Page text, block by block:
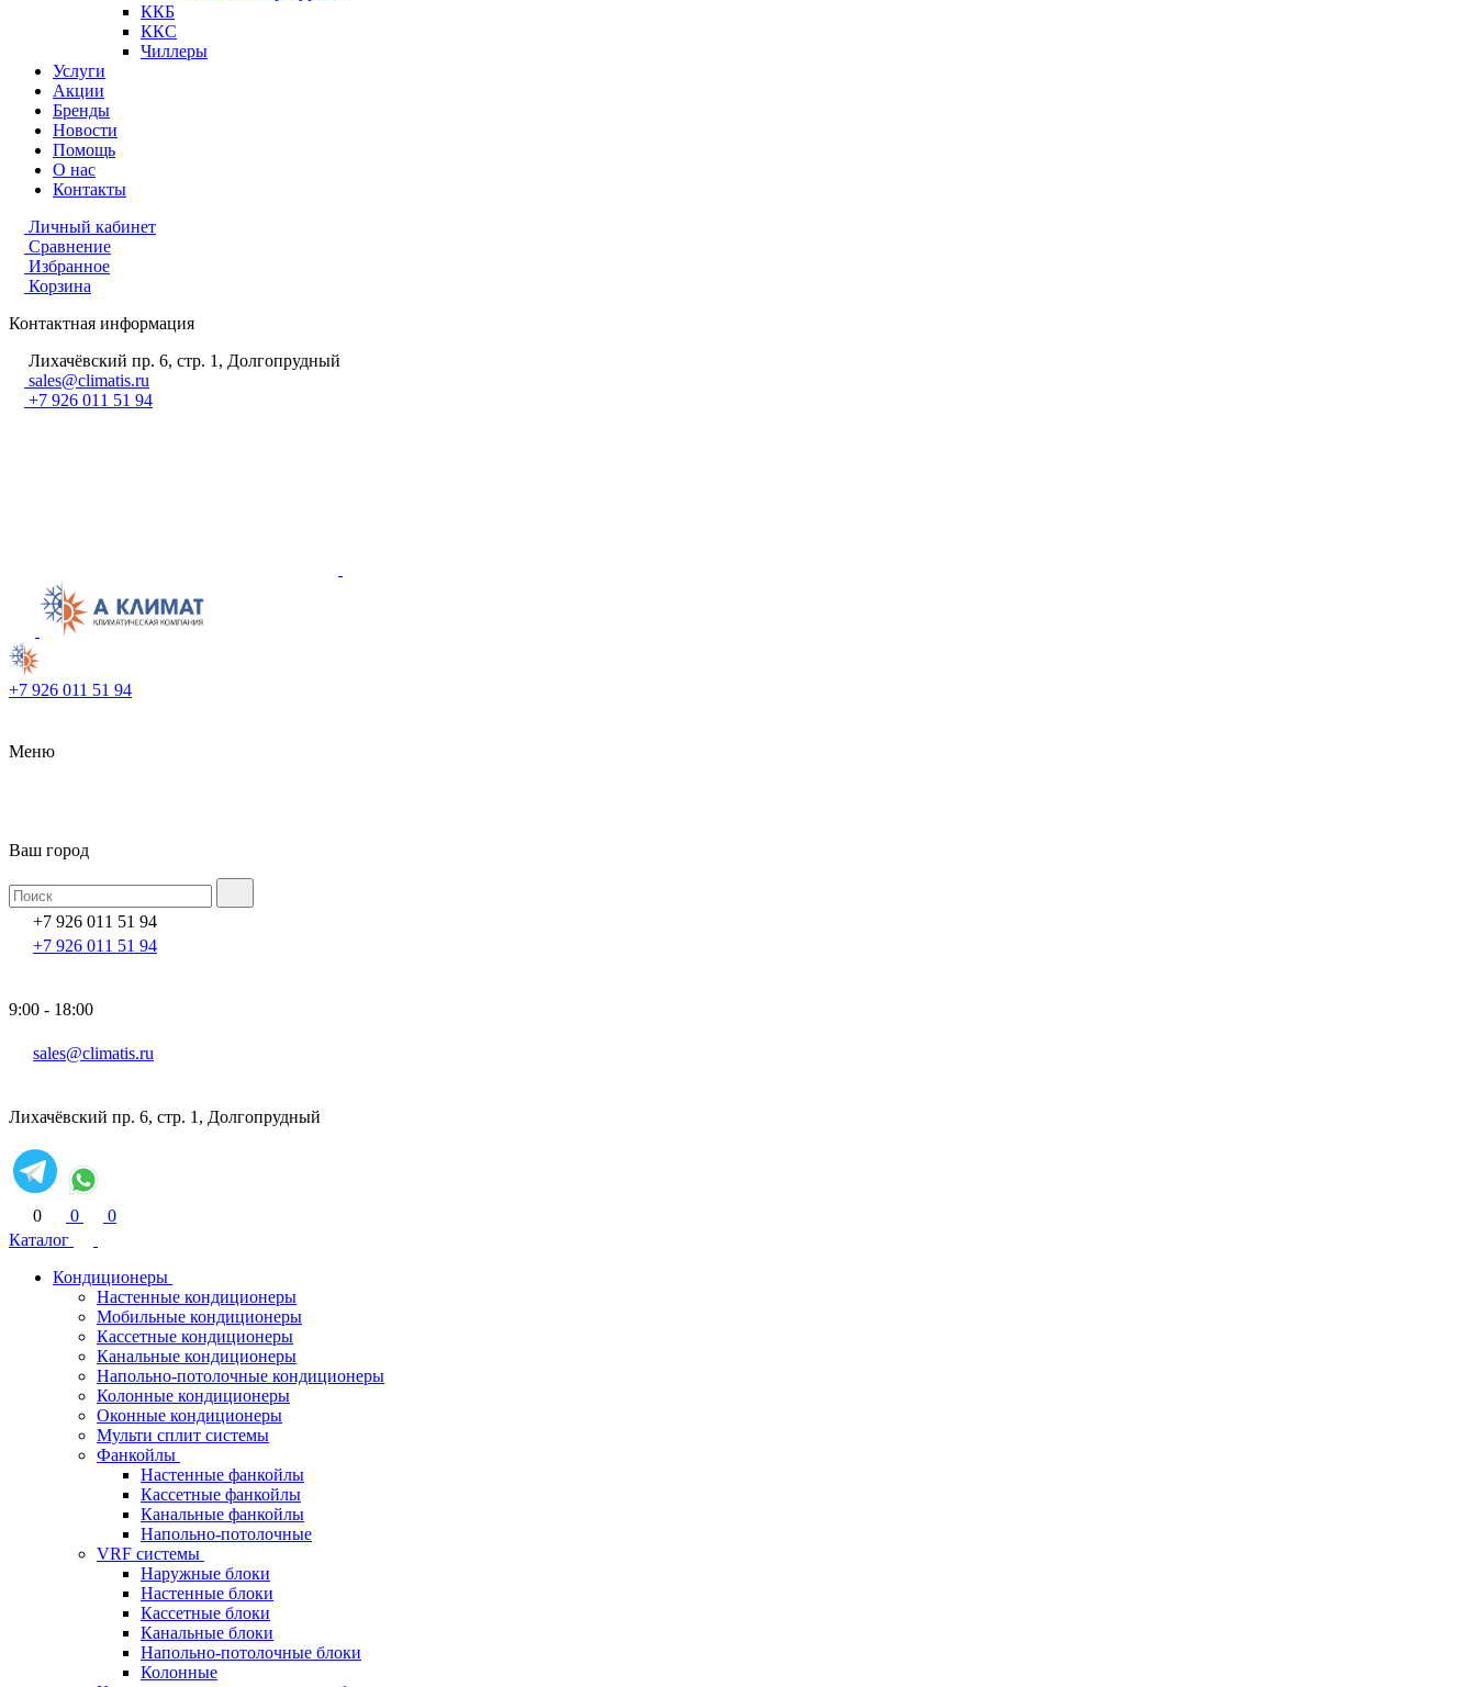
ККБ
ККС
Чиллеры
Услуги
Акции
Бренды
Новости
Помощь
О нас
Контакты
Личный кабинет
Сравнение
Избранное
Корзина
Контактная информация
Лихачёвский пр. 6, стр. 1, Долгопрудный
sales@climatis.ru
+7 926 011 51 94
+7 926 011 51 94
Меню
Ваш город
+7 926 011 51 94
+7 926 011 51 94
9:00 - 18:00
sales@climatis.ru
Лихачёвский пр. 6, стр. 1, Долгопрудный
0 0
0
Каталог
Кондиционеры
Настенные кондиционеры
Мобильные кондиционеры
Кассетные кондиционеры
Канальные кондиционеры
Напольно-потолочные кондиционеры
Колонные кондиционеры
Оконные кондиционеры
Мульти сплит системы
Фанкойлы
Настенные фанкойлы
Кассетные фанкойлы
Канальные фанкойлы
Напольно-потолочные
VRF системы
Наружные блоки
Настенные блоки
Кассетные блоки
Канальные блоки
Напольно-потолочные блоки
Колонные